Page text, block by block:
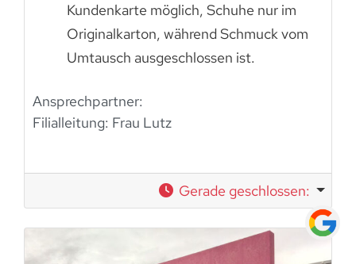
Kundenkarte möglich, Schuhe nur im
Originalkarton, während Schmuck vom
Umtausch ausgeschlossen ist.
Ansprechpartner:
Filialleitung: Frau Lutz
Gerade geschlossen: